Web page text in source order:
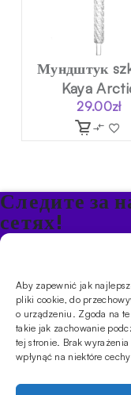
Aby zapewnić jak
pliki cookie, do
o urządzeniu. Zgoda na
takie jak zachowanie
tej stronie. Brak
wpłynąć na niektóre
Мундштук
Kaya
29.00zł
Следите за
сетях!
Будьте в курсе акций и
ПРОДУКТЫ
КальяныЧашиУгли и
АКЦИИFAQФирмы